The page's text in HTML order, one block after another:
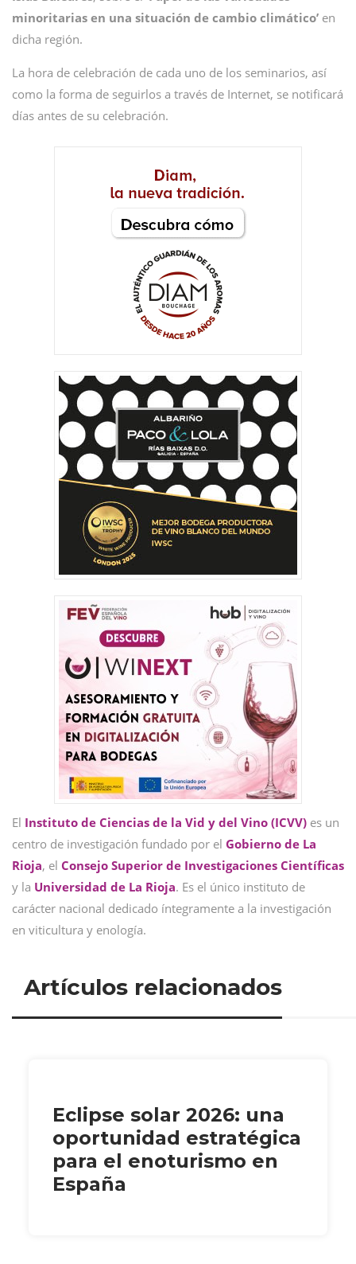
minoritarias en una situación de cambio climático’ en
dicha región.
La hora de celebración de cada uno de los seminarios, así
como la forma de seguirlos a través de Internet, se notificará
días antes de su celebración.
El Instituto de Ciencias de la Vid y del Vino (ICVV) es un
centro de investigación fundado por el Gobierno de La
Rioja, el Consejo Superior de Investigaciones Científicas
y la Universidad de La Rioja. Es el único instituto de
carácter nacional dedicado íntegramente a la investigación
en viticultura y enología.
Artículos relacionados
Eclipse solar 2026: una
oportunidad estratégica
para el enoturismo en
España